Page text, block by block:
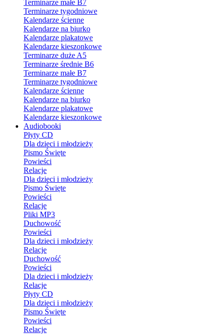
Terminarze małe B7
Terminarze tygodniowe
Kalendarze ścienne
Kalendarze na biurko
Kalendarze plakatowe
Kalendarze kieszonkowe
Terminarze duże A5
Terminarze średnie B6
Terminarze małe B7
Terminarze tygodniowe
Kalendarze ścienne
Kalendarze na biurko
Kalendarze plakatowe
Kalendarze kieszonkowe
Audiobooki
Płyty CD
Dla dzieci i młodzieży
Pismo Święte
Powieści
Relacje
Dla dzieci i młodzieży
Pismo Święte
Powieści
Relacje
Pliki MP3
Duchowość
Powieści
Dla dzieci i młodzieży
Relacje
Duchowość
Powieści
Dla dzieci i młodzieży
Relacje
Płyty CD
Dla dzieci i młodzieży
Pismo Święte
Powieści
Relacje